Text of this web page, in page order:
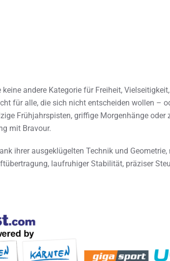
andere Kategorie für Freiheit,
für alle, die sich nicht entscheiden wollen –
Frühjahrspisten, griffige Morgenhänge oder
mit Bravour.
ihrer ausgeklügelten Technik und
laufruhiger Stabilität, präziser